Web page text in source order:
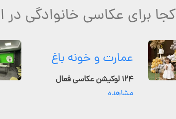
کجا برای عکاسی خانوادگی در
عمارت و خونه باغ
۱۲۴ لوکیشن عکاسی فعال
مشاهده